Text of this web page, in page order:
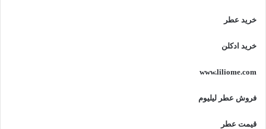
خرید عطر
خرید ادکلن
www.liliome.com
فروش عطر لیلیوم
قیمت عطر